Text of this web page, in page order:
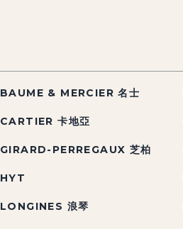
BAUME & MERCIER 名士
CARTIER 卡地亞
GIRARD-PERREGAUX 芝柏
HYT
LONGINES 浪琴